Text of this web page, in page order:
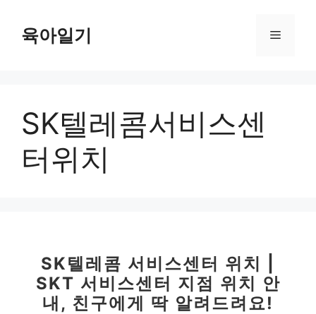
육아일기 메
SK텔레콤서비스센
터위치
SK텔레콤 서비스센터 위치 |
SKT 서비스센터 지점 위치 안
내, 친구에게 딱 알려드려요!